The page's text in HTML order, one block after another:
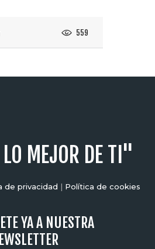
559
MEJOR DE TI"
de privacidad | Política de cookies
YA A NUESTRA